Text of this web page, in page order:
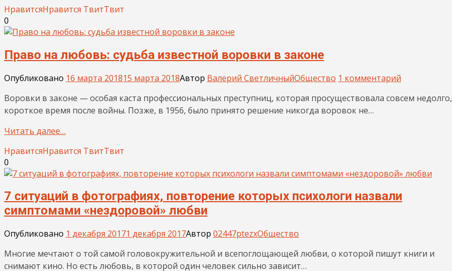
НравитсяНравится ТвитТвит
0
Право на любовь: судьба известной воровки в законе
Опубликовано 16 марта 201815 марта 2018Автор Валерий СветличныйОбщество 1 комментарий
Воровки в законе — особая каста профессиональных преступниц, которая просуществовала совсем недолго,
короткое время после войны. Позже, в 1956, было принято решение никогда воровок не…
Читать далее…
НравитсяНравится ТвитТвит
0
7 ситуаций в фотографиях, повторение которых психологи назвали
симптомами «нездоровой» любви
Опубликовано 1 декабря 20171 декабря 2017Автор 02447ptezxОбщество
Многие мечтают о той самой головокружительной и всепоглощающей любви, о которой пишут книги и
снимают кино. Но есть любовь, в которой один человек сильно зависит…